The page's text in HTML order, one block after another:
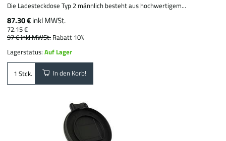
Die Ladesteckdose Typ 2 männlich besteht aus hochwertigem...
87.30 €inkl MWSt.
72.15 €
97 €inkl MWSt. Rabatt 10%
Lagerstatus:Auf Lager
Stck. In den Korb!